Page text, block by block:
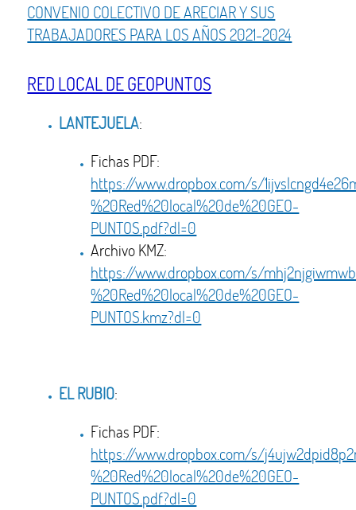
CONVENIO COLECTIVO DE ARECIAR Y SUS
TRABAJADORES PARA LOS AÑOS 2021-2024
RED LOCAL DE GEOPUNTOS
LANTEJUELA:
Fichas PDF:
https://www.dropbox.com/s/
%20Red%20local%20de%20GEO-
PUNTOS.pdf?dl=0
Archivo KMZ:
https://www.dropbox.com/s/
%20Red%20local%20de%20GEO-
PUNTOS.kmz?dl=0
EL RUBIO:
Fichas PDF:
https://www.dropbox.com/s/
%20Red%20local%20de%20GEO-
PUNTOS.pdf?dl=0